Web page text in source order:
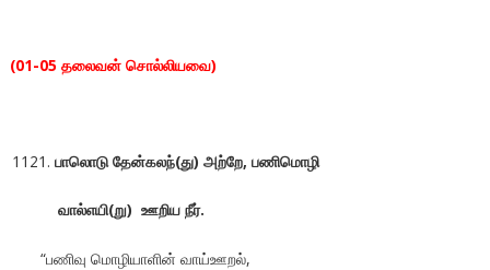
(01-05 தலைவன் சொல்லியவை)
பாலொடு தேன்கலந்(து)அற்றே,பணிமொழி
வால்எயி(று) ஊறிய நீர்.
“பணிவு மொழியாளின் வாய்ஊறல்,